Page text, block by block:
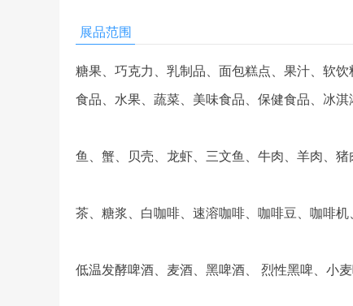
展品范围
糖果、巧克力、乳制品、面包糕点、果汁、软
食品、水果、蔬菜、美味食品、保健食品、冰
鱼、蟹、贝壳、龙虾、三文鱼、牛肉、羊肉、
茶、糖浆、白咖啡、速溶咖啡、咖啡豆、咖啡机
低温发酵啤酒、麦酒、黑啤酒、 烈性黑啤、小